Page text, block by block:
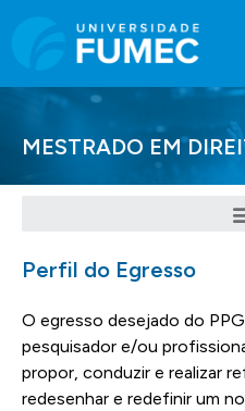
MESTRADO EM
Perfil do Egresso
O egresso desejado do
pesquisador e/ou
propor, conduzir e realizar
redesenhar e redefinir um